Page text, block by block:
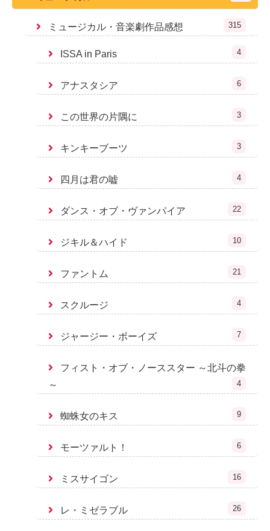
ミュージカル・音楽劇作品感想 315
ISSA in Paris 4
アナスタシア 6
この世界の片隅に 3
キンキーブーツ 3
四月は君の嘘 4
ダンス・オブ・ヴァンパイア 22
ジキル＆ハイド 10
ファントム 21
スクルージ 4
ジャージー・ボーイズ 7
フィスト・オブ・ノーススター ～北斗の拳
～
4
蜘蛛女のキス 9
モーツァルト！ 6
ミスサイゴン 16
レ・ミゼラブル 26